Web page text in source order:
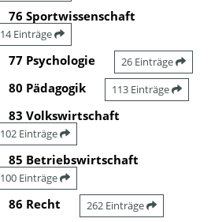
76 Sportwissenschaft
14 Einträge
77 Psychologie 26 Einträge
80 Pädagogik 113 Einträge
83 Volkswirtschaft
102 Einträge
85 Betriebswirtschaft
100 Einträge
86 Recht 262 Einträge